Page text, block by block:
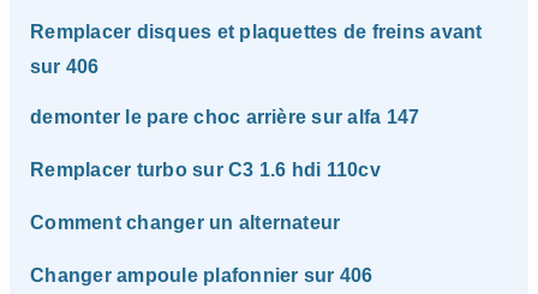
Remplacer disques et plaquettes de freins avant
sur 406
demonter le pare choc arrière sur alfa 147
Remplacer turbo sur C3 1.6 hdi 110cv
Comment changer un alternateur
Changer ampoule plafonnier sur 406